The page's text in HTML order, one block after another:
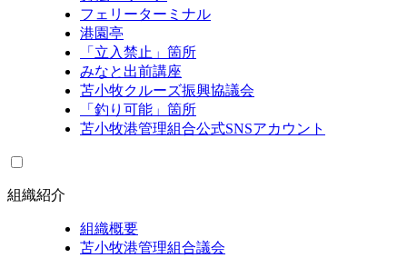
フェリーターミナル
港園亭
「立入禁止」箇所
みなと出前講座
苫小牧クルーズ振興協議会
「釣り可能」箇所
苫小牧港管理組合公式SNSアカウント
組織紹介
組織概要
苫小牧港管理組合議会